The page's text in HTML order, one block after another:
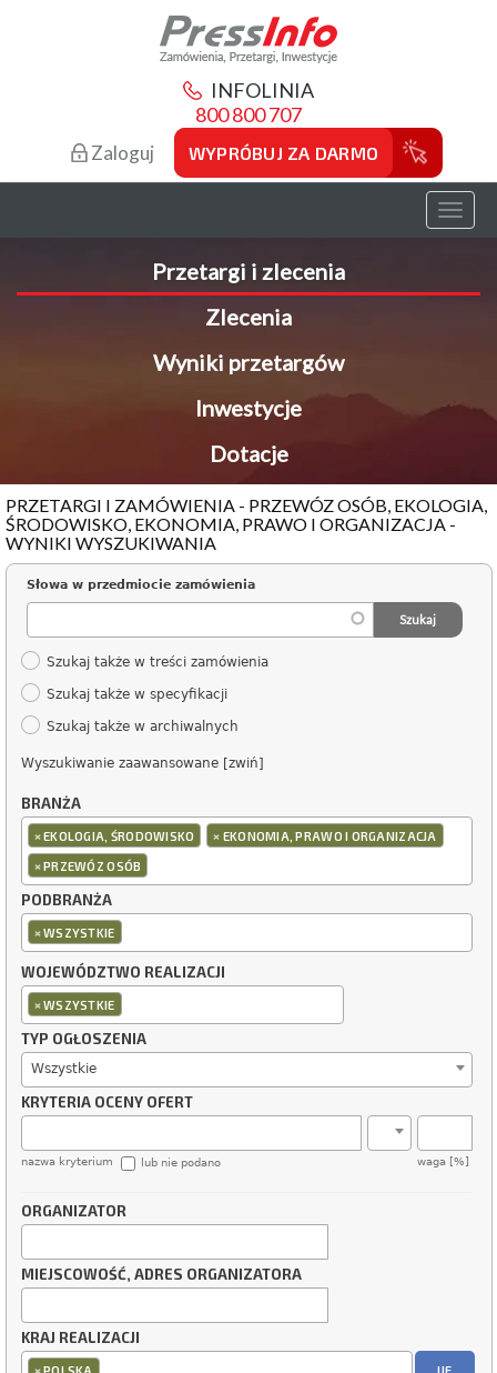
INFOLINIA
800 800 707
Zaloguj WYPRÓBUJ ZA DARMO
Toggle
Przetargi i zlecenia
Zlecenia
Wyniki przetargów
Inwestycje
Dotacje
PRZETARGI I ZAMÓWIENIA - PRZEWÓZ OSÓB, EKOLOGIA,
ŚRODOWISKO, EKONOMIA, PRAWO I ORGANIZACJA -
WYNIKI WYSZUKIWANIA
Słowa w przedmiocie zamówienia
Szukaj także w treści zamówienia
Szukaj także w specyfikacji
Szukaj także w archiwalnych
Wyszukiwanie zaawansowane [zwiń]
BRANŻA
×EKOLOGIA, ŚRODOWISKO × EKONOMIA, PRAWO I ORGANIZACJA
×PRZEWÓZ OSÓB
PODBRANŻA
×WSZYSTKIE
WOJEWÓDZTWO REALIZACJI
×WSZYSTKIE
TYP OGŁOSZENIA
Wszystkie
KRYTERIA OCENY OFERT
nazwa kryterium waga [%]
lub nie podano
ORGANIZATOR
MIEJSCOWOŚĆ, ADRES ORGANIZATORA
KRAJ REALIZACJI
× UE